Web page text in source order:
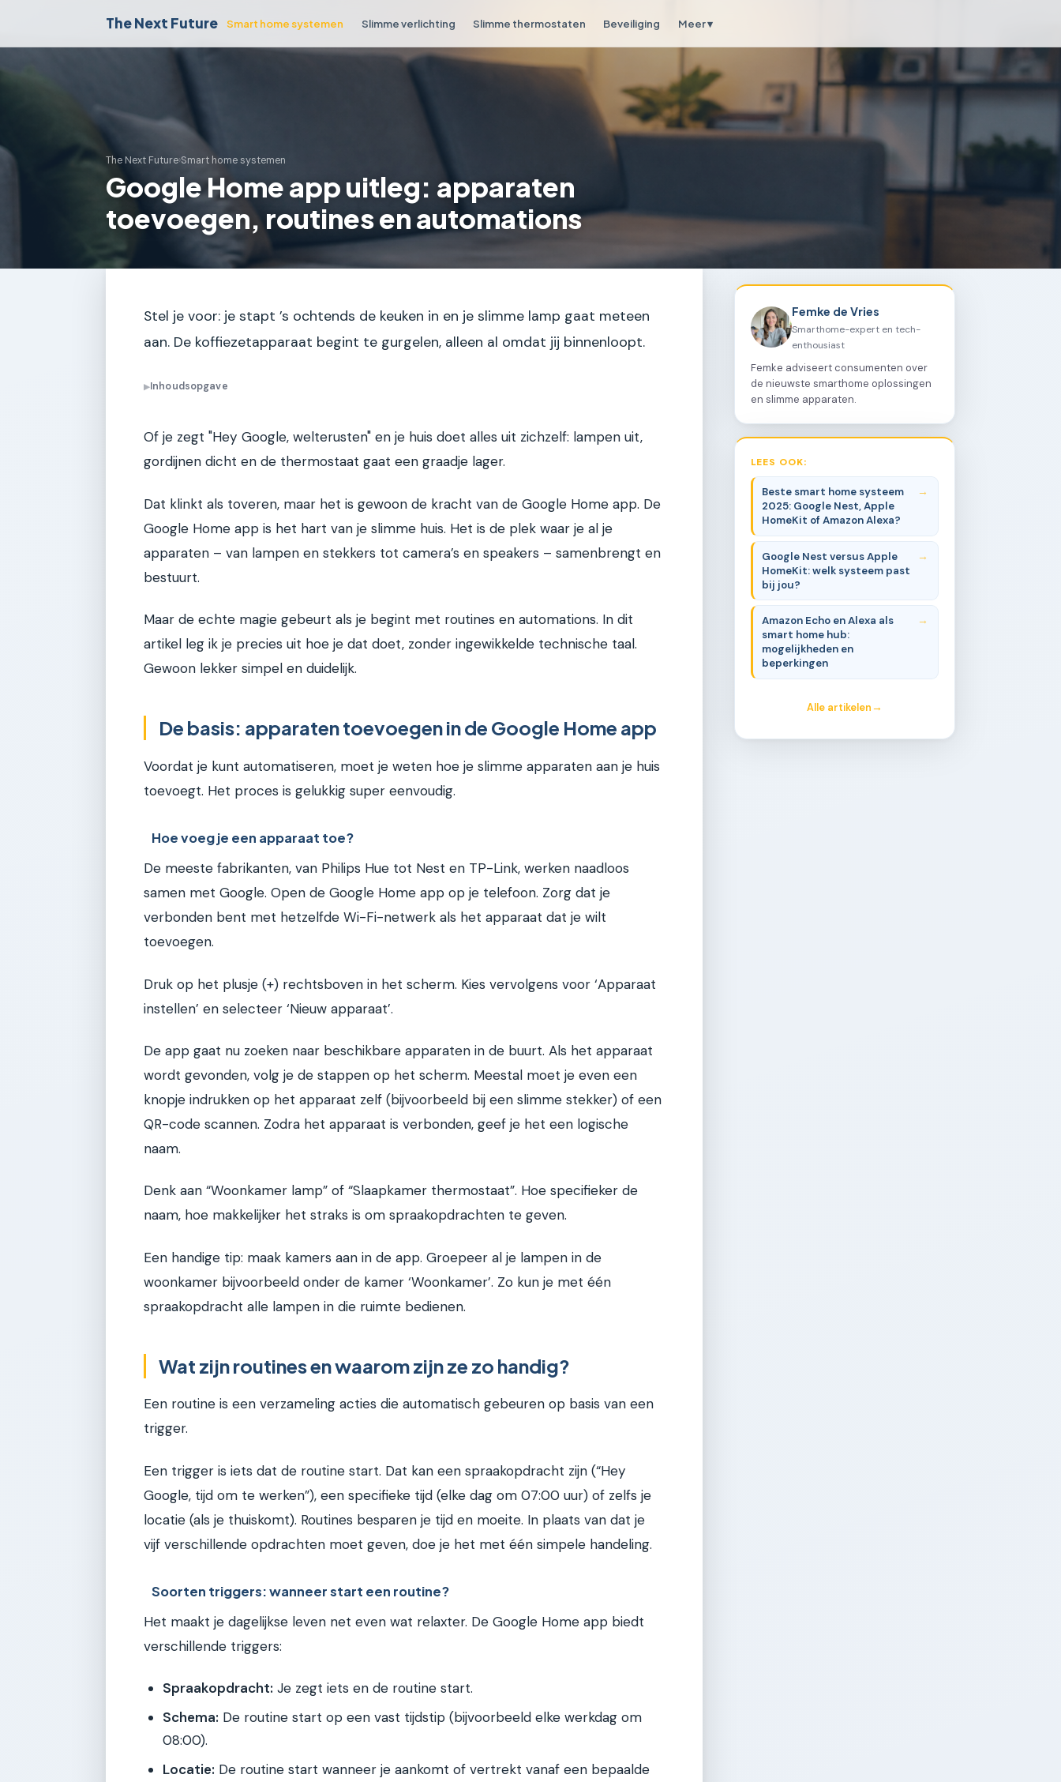
The Next Future Smart home systemen Slimme verlichting Slimme thermostaten Beveiliging Meer ▾
The Next Future›Smart home systemen
Google Home app uitleg: apparaten
toevoegen, routines en automations
Stel je voor: je stapt ’s ochtends de keuken in en je slimme lamp gaat meteen
aan. De koffiezetapparaat begint te gurgelen, alleen al omdat jij binnenloopt.
▶Inhoudsopgave
Of je zegt "Hey Google, welterusten" en je huis doet alles uit zichzelf: lampen uit,
gordijnen dicht en de thermostaat gaat een graadje lager.
Dat klinkt als toveren, maar het is gewoon de kracht van de Google Home app. De
Google Home app is het hart van je slimme huis. Het is de plek waar je al je
apparaten – van lampen en stekkers tot camera’s en speakers – samenbrengt en
bestuurt.
Maar de echte magie gebeurt als je begint met routines en automations. In dit
artikel leg ik je precies uit hoe je dat doet, zonder ingewikkelde technische taal.
Gewoon lekker simpel en duidelijk.
De basis: apparaten toevoegen in de Google Home app
Voordat je kunt automatiseren, moet je weten hoe je slimme apparaten aan je huis
toevoegt. Het proces is gelukkig super eenvoudig.
Hoe voeg je een apparaat toe?
De meeste fabrikanten, van Philips Hue tot Nest en TP-Link, werken naadloos
samen met Google. Open de Google Home app op je telefoon. Zorg dat je
verbonden bent met hetzelfde Wi-Fi-netwerk als het apparaat dat je wilt
toevoegen.
Druk op het plusje (+) rechtsboven in het scherm. Kies vervolgens voor ‘Apparaat
instellen’ en selecteer ‘Nieuw apparaat’.
De app gaat nu zoeken naar beschikbare apparaten in de buurt. Als het apparaat
wordt gevonden, volg je de stappen op het scherm. Meestal moet je even een
knopje indrukken op het apparaat zelf (bijvoorbeeld bij een slimme stekker) of een
QR-code scannen. Zodra het apparaat is verbonden, geef je het een logische
naam.
Denk aan “Woonkamer lamp” of “Slaapkamer thermostaat”. Hoe specifieker de
naam, hoe makkelijker het straks is om spraakopdrachten te geven.
Een handige tip: maak kamers aan in de app. Groepeer al je lampen in de
woonkamer bijvoorbeeld onder de kamer ‘Woonkamer’. Zo kun je met één
spraakopdracht alle lampen in die ruimte bedienen.
Wat zijn routines en waarom zijn ze zo handig?
Een routine is een verzameling acties die automatisch gebeuren op basis van een
trigger.
Een trigger is iets dat de routine start. Dat kan een spraakopdracht zijn (“Hey
Google, tijd om te werken”), een specifieke tijd (elke dag om 07:00 uur) of zelfs je
locatie (als je thuiskomt). Routines besparen je tijd en moeite. In plaats van dat je
vijf verschillende opdrachten moet geven, doe je het met één simpele handeling.
Soorten triggers: wanneer start een routine?
Het maakt je dagelijkse leven net even wat relaxter. De Google Home app biedt
verschillende triggers:
Spraakopdracht: Je zegt iets en de routine start.
Schema: De routine start op een vast tijdstip (bijvoorbeeld elke werkdag om
08:00).
Locatie: De routine start wanneer je aankomt of vertrekt vanaf een bepaalde
Femke de Vries
Smarthome-expert en tech-
enthousiast
Femke adviseert consumenten over
de nieuwste smarthome oplossingen
en slimme apparaten.
LEES OOK:
Beste smart home systeem
2025: Google Nest, Apple
HomeKit of Amazon Alexa?
Google Nest versus Apple
HomeKit: welk systeem past
bij jou?
Amazon Echo en Alexa als
smart home hub:
mogelijkheden en
beperkingen
Alle artikelen